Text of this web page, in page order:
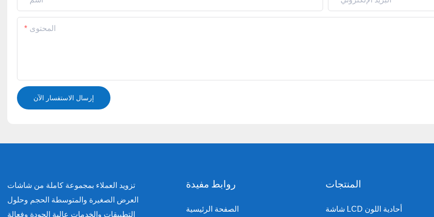
المحتوى
إرسال الاستفسار الآن
تزويد العملاء بمجموعة كاملة من شاشات
العرض الصغيرة والمتوسطة الحجم وحلول
التطبيقات والخدمات عالية الجودة وفعالة
روابط مفيدة
الصفحة الرئيسية
المنتجات
شاشة LCD أحادية اللون